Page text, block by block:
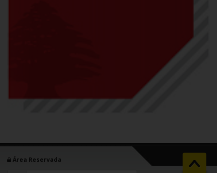
Área Reservada